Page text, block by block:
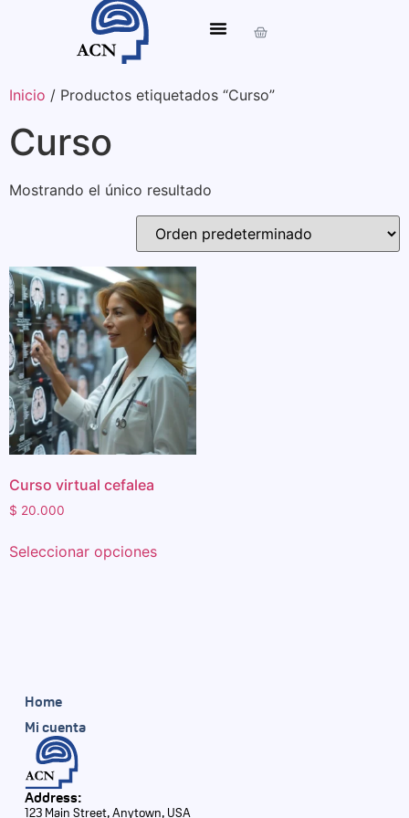
Inicio / Productos etiquetados “Curso”
Curso
Mostrando el único resultado
Curso virtual cefalea
$ 20.000
Seleccionar opciones
Address:
123 Main Street, Anytown, USA
Home
Mi cuenta